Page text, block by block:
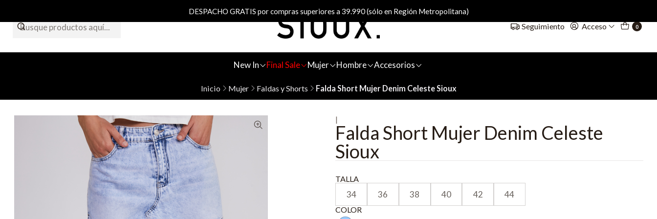
Seguimiento Acceso 0
New In Final Sale Mujer Hombre Accesorios
DESPACHO GRATIS por compras superiores a 39.990 (sólo en Región Metropolitana)
Inicio Mujer Faldas y Shorts Falda Short Mujer Denim Celeste Sioux
|
Falda Short Mujer Denim Celeste
Sioux
TALLA
34 36 38 40 42 44
COLOR